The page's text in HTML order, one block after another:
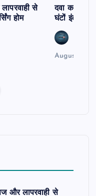
से
होम
दवा कक्ष में
घंटों इंतजार
August 6,
और लापरवाही से